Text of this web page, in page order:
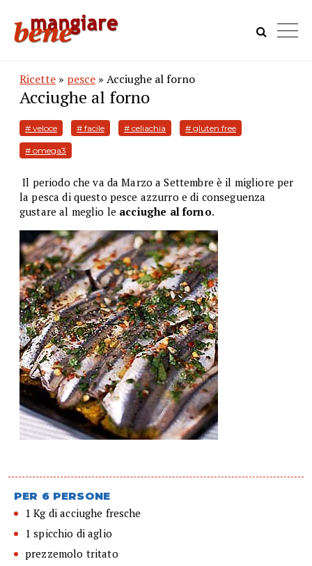
Ricette » pesce » Acciughe al forno
Acciughe al forno
# veloce # facile # celiachia # gluten free
# omega3
Il periodo che va da Marzo a Settembre è il migliore per
la pesca di questo pesce azzurro e di conseguenza
gustare al meglio le acciughe al forno.
PER 6 PERSONE
1 Kg di acciughe fresche
1 spicchio di aglio
prezzemolo tritato